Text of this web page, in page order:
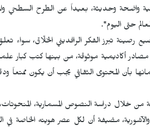
واضحة وحديثة، بعيداً عن الطرح السطحي
حتى اليوم".
تبرز الفكر الرافديني الخلّاق، سواء تعلق
أكاديمية موثوقة، من بينها كتب كبار علماء
بأن المحتوى الثقافي يجب أن يكون ممتعاً
من خلال دراسة النصوص المسمارية، المنحوتات،
مضيفة أن لكل عصر هويته الخاصة في